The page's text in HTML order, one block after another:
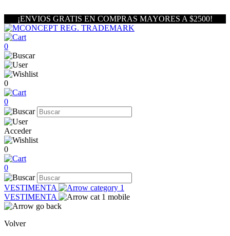
¡ENVIOS GRATIS EN COMPRAS MAYORES A $2500!
0
0
0
Acceder
0
0
VESTIMENTA
VESTIMENTA
Volver